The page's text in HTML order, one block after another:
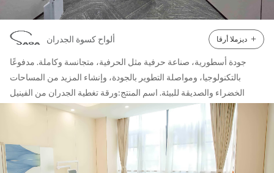
أغطية حماية الجدران المصنوعة من الفينيل الصلب
طلبك الأماكن المطبقة: مستشفى، فندق، مطار، مبنى مكتبي
راقي، فيلا راقية، روضة أطفال، مدرسة، قاعة رياضية، مصنع،
طائرة، قطار فائق السرعة، بكرة فضفاضة، مكان عام وقريبا.
البيانات الفنية والميزات للوحة حائط Pinger ●مقاوم لنمو بعض
أنواع البكتيريا والفطريات ومقاوم للعفن (ASTM G 21-15).
●تصنيف مقاومة الحرائق والدخان من الفئة أ. (وفقًا لمعيار ASTM
E84-17) ●تصنيف الحرائق والدخان من الفئة ب (وفقًا للمعيار
D2240-15 / ASTMD638-14). ●مقاوم للصدمات (وفقًا لمعيار
ASTM D256-10el و GB/T 14153-1993). ●TVOC (لكل CA
ألواح كسوة الجدران ديزملا أرقا +
جودة أسطورية، صناعة حرفية مثل الحرفية، متجانسة وكاملة. مدفوعًا
بالتكنولوجيا، ومواصلة التطوير بالجودة، وإنشاء المزيد من المساحات
الخضراء والصديقة للبيئة. اسم المنتج:ورقة تغطية الجدران من الفينيل
المضاد للبكتيريا تركيب لوحة حائط بينجر التثبيت بسيط نسبيًا، وتكلفة
التركيب ليست عالية، ويمكن تركيبه حتى في المساء، ومن السهل جدًا
25 عامًا ألواح كسوة الجدران ●تشتمل ألواح جدران Pinger، وهي نوع من
المنتجات المتجانسة ذات النواة الكاملة، على مزيج رئيسي من الراتنج